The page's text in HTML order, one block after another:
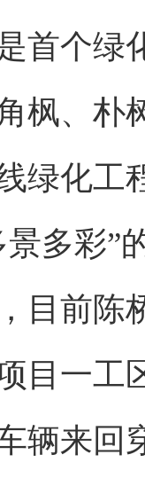
首个绿
枫、朴
绿化工
景多彩”
目前陈
一工区
辆来回